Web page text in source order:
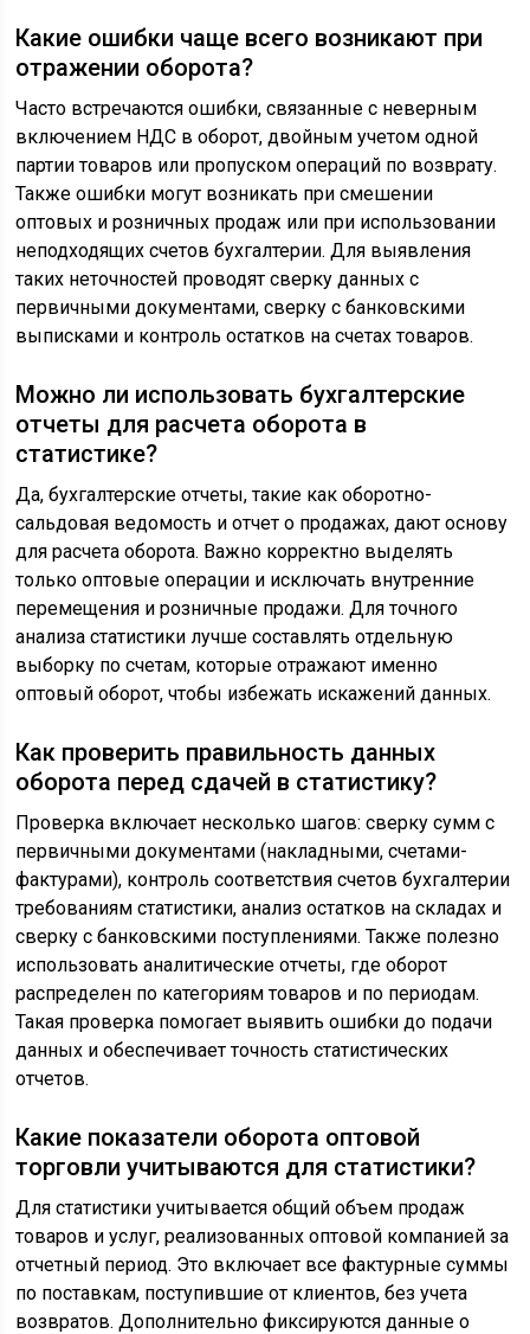
Какие ошибки чаще всего возникают при
отражении оборота?
Часто встречаются ошибки, связанные с неверным
включением НДС в оборот, двойным учетом одной
партии товаров или пропуском операций по возврату.
Также ошибки могут возникать при смешении
оптовых и розничных продаж или при использовании
неподходящих счетов бухгалтерии. Для выявления
таких неточностей проводят сверку данных с
первичными документами, сверку с банковскими
выписками и контроль остатков на счетах товаров.
Можно ли использовать бухгалтерские
отчеты для расчета оборота в
статистике?
Да, бухгалтерские отчеты, такие как оборотно-
сальдовая ведомость и отчет о продажах, дают основу
для расчета оборота. Важно корректно выделять
только оптовые операции и исключать внутренние
перемещения и розничные продажи. Для точного
анализа статистики лучше составлять отдельную
выборку по счетам, которые отражают именно
оптовый оборот, чтобы избежать искажений данных.
Как проверить правильность данных
оборота перед сдачей в статистику?
Проверка включает несколько шагов: сверку сумм с
первичными документами (накладными, счетами-
фактурами), контроль соответствия счетов бухгалтерии
требованиям статистики, анализ остатков на складах и
сверку с банковскими поступлениями. Также полезно
использовать аналитические отчеты, где оборот
распределен по категориям товаров и по периодам.
Такая проверка помогает выявить ошибки до подачи
данных и обеспечивает точность статистических
отчетов.
Какие показатели оборота оптовой
торговли учитываются для статистики?
Для статистики учитывается общий объем продаж
товаров и услуг, реализованных оптовой компанией за
отчетный период. Это включает все фактурные суммы
по поставкам, поступившие от клиентов, без учета
возвратов. Дополнительно фиксируются данные о